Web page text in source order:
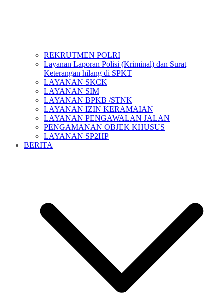
REKRUTMEN POLRI
Layanan Laporan Polisi (Kriminal) dan Surat
Keterangan hilang di SPKT
LAYANAN SKCK
LAYANAN SIM
LAYANAN BPKB /STNK
LAYANAN IZIN KERAMAIAN
LAYANAN PENGAWALAN JALAN
PENGAMANAN OBJEK KHUSUS
LAYANAN SP2HP
BERITA